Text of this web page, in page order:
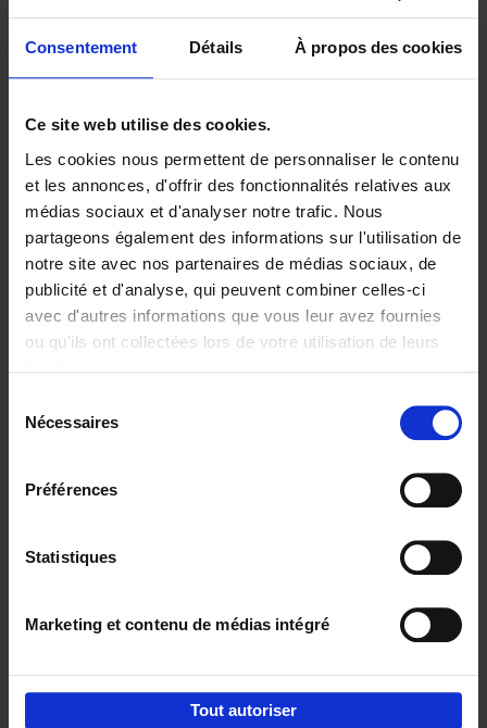
Consentement Détails À propos des cookies
Ce site web utilise des cookies.
Les cookies nous permettent de personnaliser le contenu
et les annonces, d'offrir des fonctionnalités relatives aux
médias sociaux et d'analyser notre trafic. Nous
partageons également des informations sur l'utilisation de
notre site avec nos partenaires de médias sociaux, de
publicité et d'analyse, qui peuvent combiner celles-ci
avec d'autres informations que vous leur avez fournies
ou qu'ils ont collectées lors de votre utilisation de leurs
Nécessaires
Préférences
Statistiques
Marketing et contenu de médias intégré
Tout autoriser
Building Bonds = Building
Business
Jochen Roef Jozefien De Feyter
Carolien Boom
Couverture souple
2025 200
€29,99
Digital marketing like a PRO -
completely revised edition (EN)